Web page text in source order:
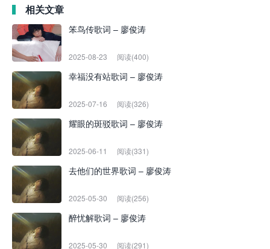
相关文章
笨鸟传歌词 – 廖俊涛
2025-08-23 阅读(400)
幸福没有站歌词 – 廖俊涛
2025-07-16 阅读(326)
耀眼的斑驳歌词 – 廖俊涛
2025-06-11 阅读(331)
去他们的世界歌词 – 廖俊涛
2025-05-30 阅读(256)
醉忧解歌词 – 廖俊涛
2025-05-30 阅读(291)